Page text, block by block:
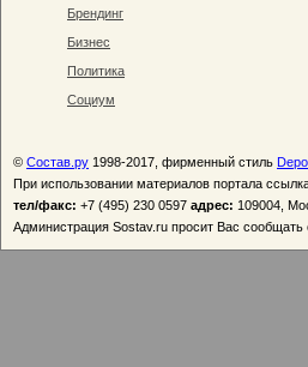
Брендинг
Бизнес
Политика
Социум
© Состав.ру 1998-2017, фирменный стиль
При использовании материалов портала
тел/факс: +7 (495) 230 0597 адрес: 109004,
Администрация Sostav.ru просит Вас